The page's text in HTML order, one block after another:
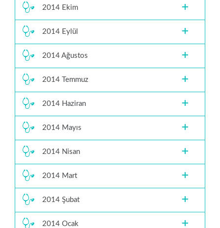
2014 Ekim
2014 Eylül
2014 Ağustos
2014 Temmuz
2014 Haziran
2014 Mayıs
2014 Nisan
2014 Mart
2014 Şubat
2014 Ocak